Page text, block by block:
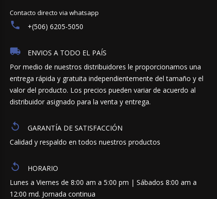
Contacto directo via whatsapp
+(506) 6205-5050
ENVIOS A TODO EL PAÍS
Por medio de nuestros distribuidores le proporcionamos una
entrega rápida y gratuita independientemente del tamaño y el
valor del producto. Los precios pueden variar de acuerdo al
distribuidor asignado para la venta y entrega.
GARANTÍA DE SATISFACCIÓN
Calidad y respaldo en todos nuestros productos
HORARIO
Lunes a Viernes de 8:00 am a 5:00 pm | Sábados 8:00 am a
12:00 md. Jornada continua